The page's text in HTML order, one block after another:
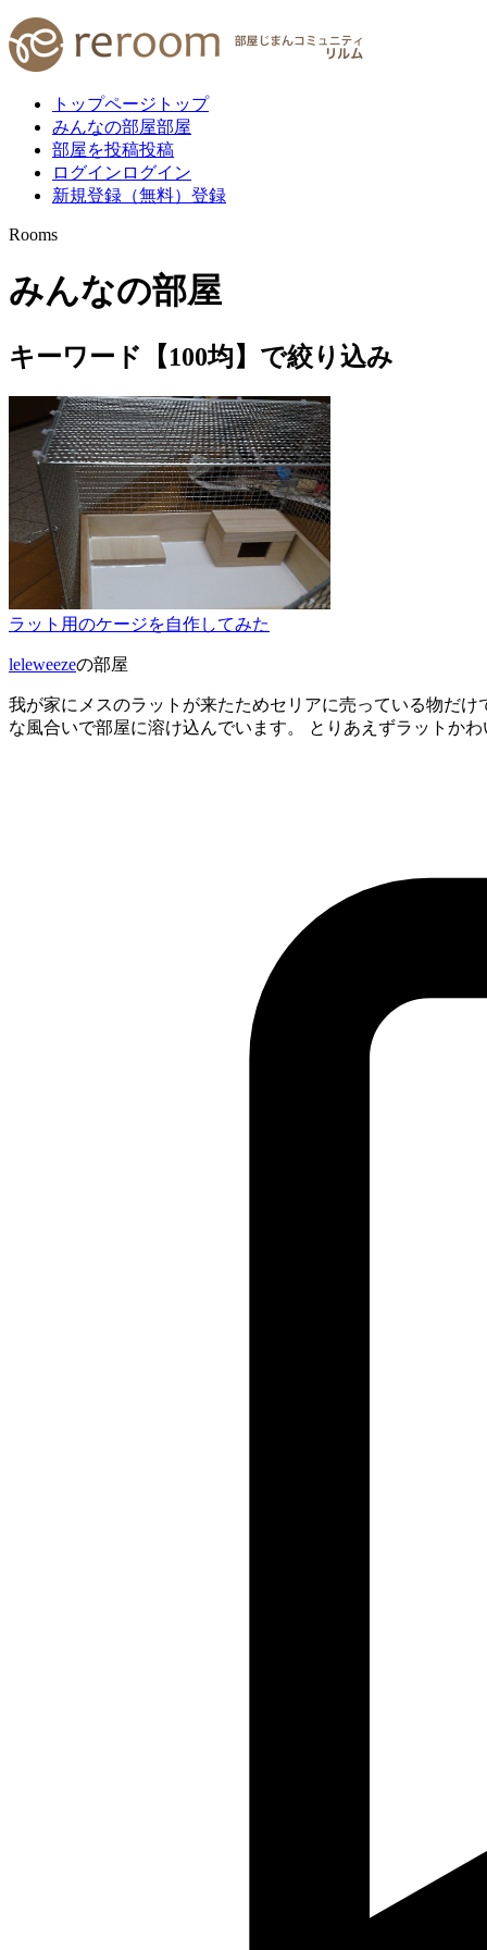
トップページ トップ
みんなの部屋部屋
部屋を投稿投稿
ログイン ログイン
新規登録（無料） 登録
Rooms
みんなの部屋
キーワード 【100均】 で絞り込み
ラット用のケージを自作してみた
leleweezeの部屋
我が家にメスのラットが来たためセリアに売っている物だ
な風合いで部屋に溶け込んでいます。 とりあえずラットかわ